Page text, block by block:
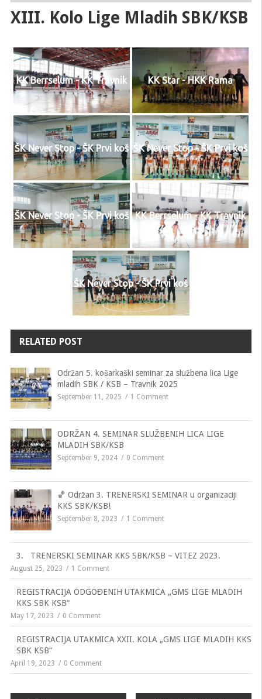
XIII. Kolo Lige Mladih SBK/KSB
KK Berrselum - KK Travnik KK Star - HKK Rama
ŠK Never Stop - ŠK Prvi koš ŠK Never Stop - ŠK Prvi koš
ŠK Never Stop - ŠK Prvi koš KK Berrselum - KK Travnik
ŠK Never Stop - ŠK Prvi koš
RELATED POST
Održan 5. košarkaški seminar za službena lica Lige
mladih SBK / KSB – Travnik 2025
September 11, 2025 1 Comment
ODRŽAN 4. SEMINAR SLUŽBENIH LICA LIGE
MLADIH SBK/KSB
September 9, 2024 0 Comment
🏀 Održan 3. TRENERSKI SEMINAR u organizaciji
KKS SBK/KSB!
September 8, 2023 1 Comment
3. TRENERSKI SEMINAR KKS SBK/KSB – VITEZ 2023.
August 25, 2023 1 Comment
REGISTRACIJA ODGOĐENIH UTAKMICA „GMS LIGE MLADIH
KKS SBK KSB“
May 17, 2023 0 Comment
REGISTRACIJA UTAKMICA XXII. KOLA „GMS LIGE MLADIH KKS
SBK KSB“
April 19, 2023 0 Comment